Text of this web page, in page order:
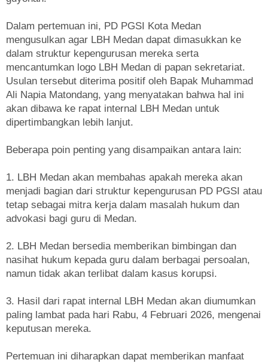
Dalam pertemuan ini, PD PGSI Kota Medan
mengusulkan agar LBH Medan dapat dimasukkan ke
dalam struktur kepengurusan mereka serta
mencantumkan logo LBH Medan di papan sekretariat.
Usulan tersebut diterima positif oleh Bapak Muhammad
Ali Napia Matondang, yang menyatakan bahwa hal ini
akan dibawa ke rapat internal LBH Medan untuk
dipertimbangkan lebih lanjut.
Beberapa poin penting yang disampaikan antara lain:
1. LBH Medan akan membahas apakah mereka akan
menjadi bagian dari struktur kepengurusan PD PGSI atau
tetap sebagai mitra kerja dalam masalah hukum dan
advokasi bagi guru di Medan.
2. LBH Medan bersedia memberikan bimbingan dan
nasihat hukum kepada guru dalam berbagai persoalan,
namun tidak akan terlibat dalam kasus korupsi.
3. Hasil dari rapat internal LBH Medan akan diumumkan
paling lambat pada hari Rabu, 4 Februari 2026, mengenai
keputusan mereka.
Pertemuan ini diharapkan dapat memberikan manfaat